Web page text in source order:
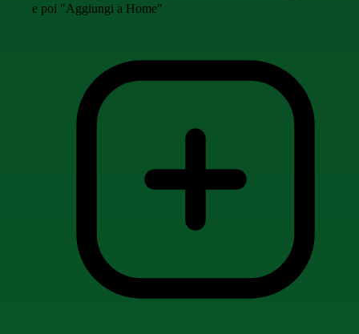
e poi "Aggiungi a Home"